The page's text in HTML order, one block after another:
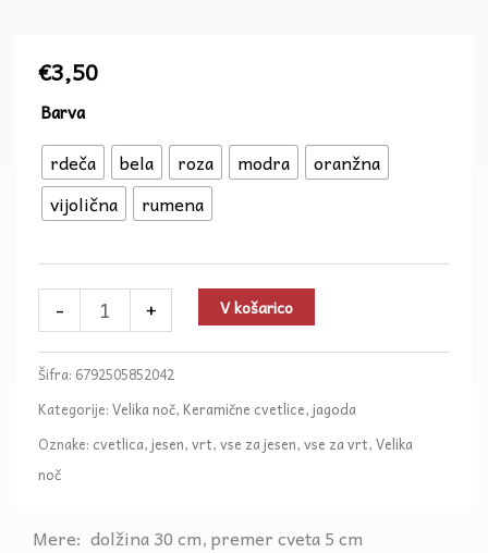
€3,50
Barva
rdeča bela roza modra
oranžna
vijolična
rumena
-
Cvetlica
+ V košarico
Šifra: 6792505852042
Kategorije: Velika noč, Keramične cvetlice, jagoda
Oznake: cvetlica, jesen, vrt, vse za jesen, vse za vrt, Velika
noč
Mere: dolžina 30 cm, premer cveta 5 cm